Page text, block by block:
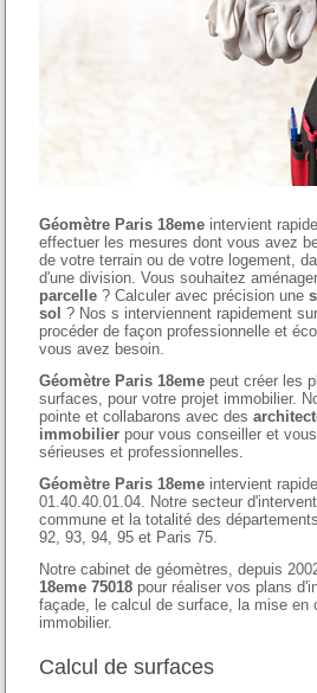
Géomètre Paris 18eme intervient
effectuer les mesures dont vous avez
de votre terrain ou de votre logement,
d'une division. Vous souhaitez
parcelle ? Calculer avec précision une
sol ? Nos s interviennent rapidement
procéder de façon professionnelle et
vous avez besoin.
Géomètre Paris 18eme peut créer les
surfaces, pour votre projet immobilier.
pointe et collabarons avec des
immobilier pour vous conseiller et
sérieuses et professionnelles.
Géomètre Paris 18eme intervient
01.40.40.01.04. Notre secteur
commune et la totalité des
92, 93, 94, 95 et Paris 75.
Notre cabinet de géomètres, depuis
18eme 75018 pour réaliser vos plans
façade, le calcul de surface, la mise en
immobilier.
Calcul de surfaces